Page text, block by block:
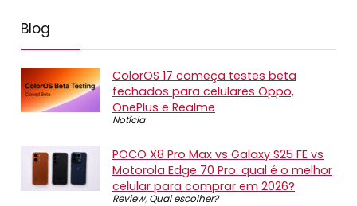
Blog
ColorOS 17 começa testes beta
fechados para celulares Oppo,
OnePlus e Realme
Notícia
POCO X8 Pro Max vs Galaxy S25 FE vs
Motorola Edge 70 Pro: qual é o melhor
celular para comprar em 2026?
Review, Qual escolher?